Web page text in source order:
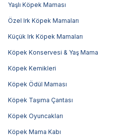
Yaşlı Köpek Maması
Özel Irk Köpek Mamaları
Küçük Irk Köpek Mamaları
Köpek Konservesi & Yaş Mama
Köpek Kemikleri
Köpek Ödül Maması
Köpek Taşıma Çantası
Köpek Oyuncakları
Köpek Mama Kabı